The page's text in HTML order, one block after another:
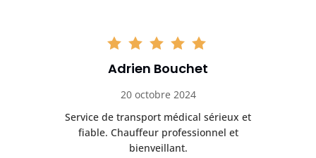
Adrien Bouchet
20 octobre 2024
Service de transport médical sérieux et
fiable. Chauffeur professionnel et
bienveillant.